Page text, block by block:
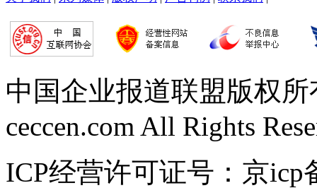
中国企业报道联盟版权
ceccen.com All Rights
ICP经营许可证号：京